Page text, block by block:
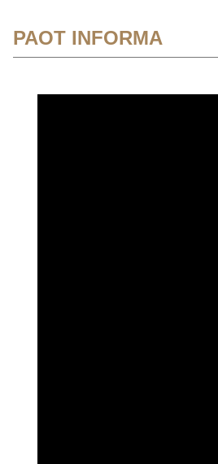
PAOT INFORMA